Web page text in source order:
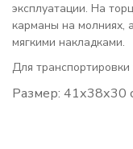
эксплуатации. На
карманы на молниях,
мягкими накладками.
Для
Размер: 41х38х30